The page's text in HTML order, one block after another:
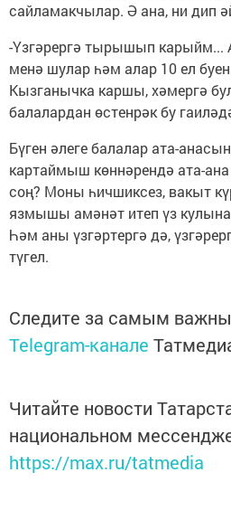
сайламакчылар. Ә ана, ни дип
-Үзгәрергә тырышып карыйм...
менә шулар һәм алар 10 ел
Кызганычка каршы, хәмергә
балалардан өстенрәк бу
Бүген әлеге балалар ата-
картаймыш көннәрендә ата-
соң? Моны һичшиксез, вакыт
язмышы амәнәт итеп үз
Һәм аны үзгәртергә дә,
түгел.
Следите за самым
Telegram-канале
Читайте новости
национальном
https://max.ru/tatmedia